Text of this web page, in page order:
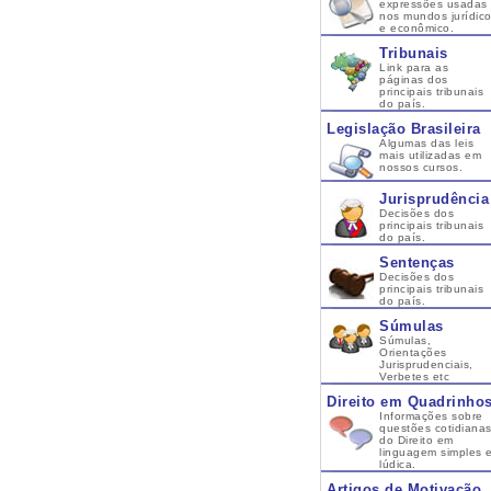
expressões usadas
nos mundos jurídico
e econômico.
Tribunais
Link para as
páginas dos
principais tribunais
do país.
Legislação Brasileira
Algumas das leis
mais utilizadas em
nossos cursos.
Jurisprudência
Decisões dos
principais tribunais
do país.
Sentenças
Decisões dos
principais tribunais
do país.
Súmulas
Súmulas,
Orientações
Jurisprudenciais,
Verbetes etc
Direito em Quadrinhos
Informações sobre
questões cotidianas
do Direito em
linguagem simples e
lúdica.